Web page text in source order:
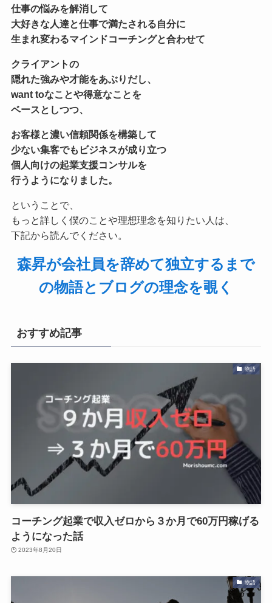
仕事の悩みを解消して
大好きな人達と仕事で満たされる自分に
生まれ変わるマインドコーチングと合わせて
クライアントの
隠れた強みや才能をあぶりだし、
want toなことや得意なことを
ベースとしつつ、
お客様と濃い信頼関係を構築して
少ない集客でもビジネスが成り立つ
個人向けの起業支援コンサルを
行うようになりました。
ということで、
もっと詳しく僕のことや理想理念を知りたい人は、
下記から読んでください。
森昇が会社員を辞めて独立するまで
の物語とブログの理念を覗く
おすすめ記事
物語
コーチング起業で収入ゼロから３か月で60万円稼げる
ようになった話
2023年8月20日
物語